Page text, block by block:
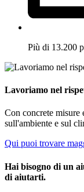
Più di 13.200
Lavoriamo nel
Con concrete misure
sull'ambiente e sul
Qui puoi trovare
Hai bisogno di un
di aiutarti.